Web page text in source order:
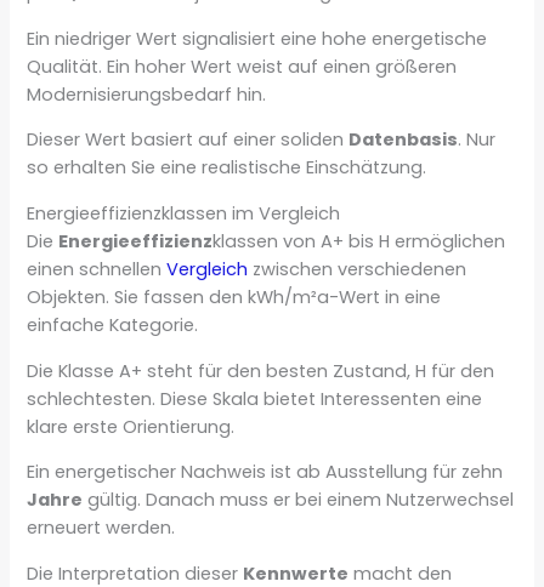
Ein niedriger Wert signalisiert eine hohe energetische
Qualität. Ein hoher Wert weist auf einen größeren
Modernisierungsbedarf hin.
Dieser Wert basiert auf einer soliden Datenbasis. Nur
so erhalten Sie eine realistische Einschätzung.
Energieeffizienzklassen im Vergleich
Die Energieeffizienzklassen von A+ bis H ermöglichen
einen schnellenVergleich zwischen verschiedenen
Objekten. Sie fassen den kWh/m²a-Wert in eine
einfache Kategorie.
Die Klasse A+ steht für den besten Zustand, H für den
schlechtesten. Diese Skala bietet Interessenten eine
klare erste Orientierung.
Ein energetischer Nachweis ist ab Ausstellung für zehn
Jahre gültig. Danach muss er bei einem Nutzerwechsel
erneuert werden.
Die Interpretation dieser Kennwerte macht den